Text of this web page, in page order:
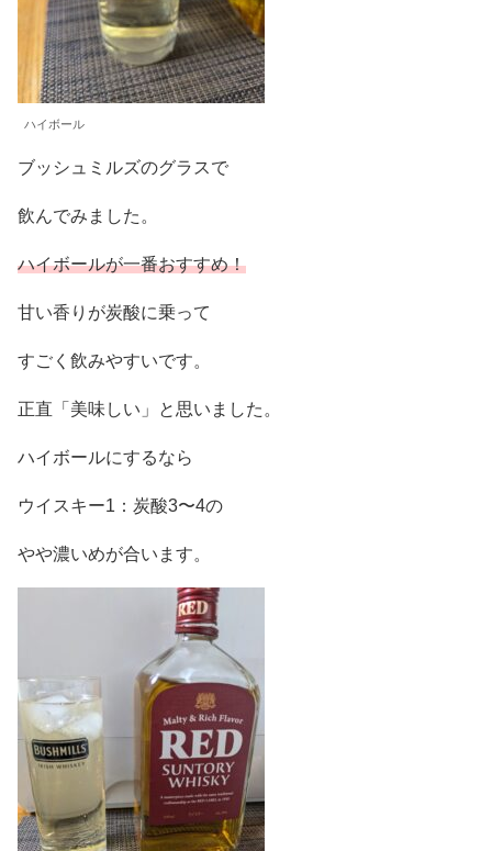
ハイボール
ブッシュミルズのグラスで
飲んでみました。
ハイボールが一番おすすめ！
甘い香りが炭酸に乗って
すごく飲みやすいです。
正直「美味しい」と思いました。
ハイボールにするなら
ウイスキー1：炭酸3〜4の
やや濃いめが合います。